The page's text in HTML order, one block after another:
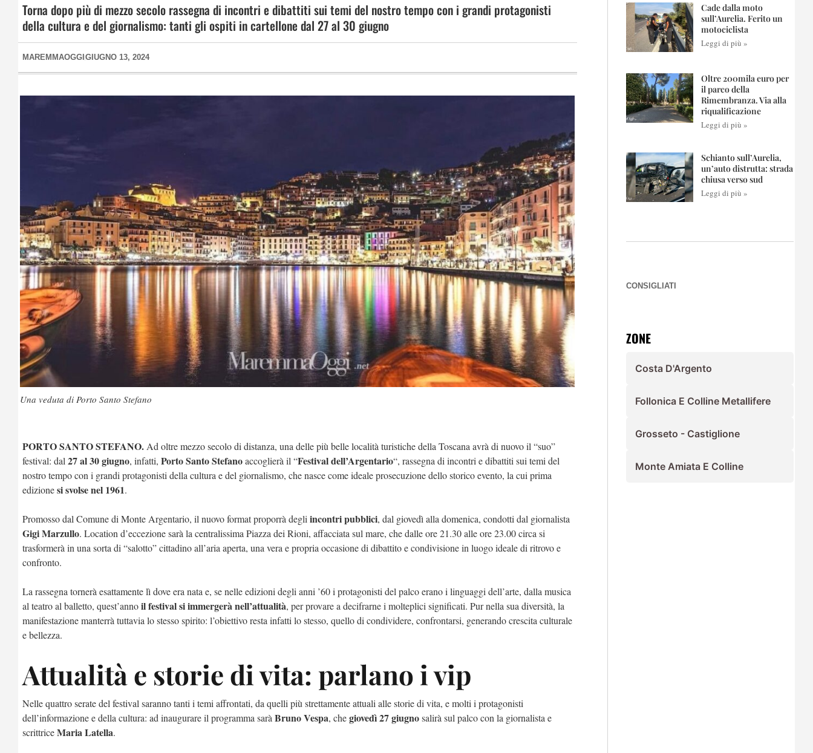
Torna dopo più di mezzo secolo rassegna di incontri e dibattiti sui temi del nostro tempo con i grandi protagonisti
della cultura e del giornalismo: tanti gli ospiti in cartellone dal 27 al 30 giugno
MAREMMAOGGI GIUGNO 13, 2024
Una veduta di Porto Santo Stefano
PORTO SANTO STEFANO. Ad oltre mezzo secolo di distanza, una delle più belle località turistiche della Toscana avrà di nuovo il “suo”
festival: dal 27 al 30 giugno, infatti, Porto Santo Stefanoaccoglierà il “Festival dell’Argentario“, rassegna di incontri e dibattiti sui temi del
nostro tempo con i grandi protagonisti della cultura e del giornalismo, che nasce come ideale prosecuzione dello storico evento, la cui prima
edizionesi svolse nel 1961.
Promosso dal Comune di Monte Argentario, il nuovo format proporrà degli incontri pubblici, dal giovedì alla domenica, condotti dal giornalista
Gigi Marzullo. Location d’eccezione sarà la centralissima Piazza dei Rioni, affacciata sul mare, che dalle ore 21.30 alle ore 23.00 circa si
trasformerà in una sorta di “salotto” cittadino all’aria aperta, una vera e propria occasione di dibattito e condivisione in luogo ideale di ritrovo e
confronto.
La rassegna tornerà esattamente lì dove era nata e, se nelle edizioni degli anni ’60 i protagonisti del palco erano i linguaggi dell’arte, dalla musica
al teatro al balletto, quest’annoil festival si immergerà nell’attualità, per provare a decifrarne i molteplici significati. Pur nella sua diversità, la
manifestazione manterrà tuttavia lo stesso spirito: l’obiettivo resta infatti lo stesso, quello di condividere, confrontarsi, generando crescita culturale
e bellezza.
Attualità e storie di vita: parlano i vip
Nelle quattro serate del festival saranno tanti i temi affrontati, da quelli più strettamente attuali alle storie di vita, e molti i protagonisti
dell’informazione e della cultura: ad inaugurare il programma sarà Bruno Vespa, chegiovedì 27 giugnosalirà sul palco con la giornalista e
scrittriceMaria Latella.
Cade dalla moto
sull’Aurelia. Ferito un
motociclista
Leggi di più »
Oltre 200mila euro per
il parco della
Rimembranza. Via alla
riqualificazione
Leggi di più »
Schianto sull’Aurelia,
un’auto distrutta: strada
chiusa verso sud
Leggi di più »
CONSIGLIATI
ZONE
Costa D'Argento
Follonica E Colline Metallifere
Grosseto - Castiglione
Monte Amiata E Colline